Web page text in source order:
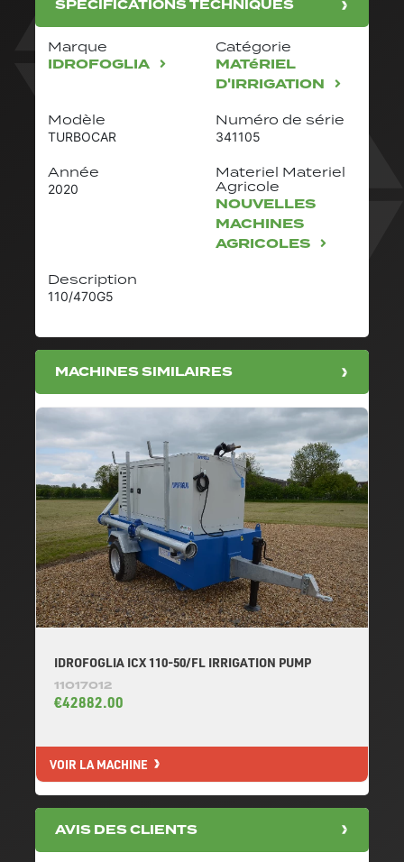
SPÉCIFICATIONS TECHNIQUES
Marque
IDROFOGLIA
Catégorie
MATéRIEL
D'IRRIGATION
Modèle
TURBOCAR
Description
110/470G5
Numéro de série
341105
Année
2020
Materiel Materiel
Agricole
NOUVELLES
MACHINES
AGRICOLES
MACHINES SIMILAIRES
IDROFOGLIA ICX 110-50/FL IRRIGATION PUMP
11017012
€42882.00
VOIR LA MACHINE
AVIS DES CLIENTS